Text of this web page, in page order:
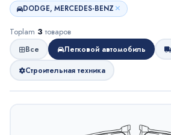
DODGE, MERCEDES-BENZ
Toplam 3 товаров
Все Легковой автомобиль
Строительная техника